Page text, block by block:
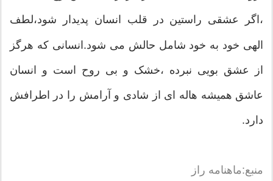
،اگر عشقی راستین در قلب انسان پدیدار شود،لطف
الهی خود به خود شامل حالش می شود.انسانی که هرگز
از عشق بویی نبرده ،خشک و بی روح است و انسان
عاشق همیشه هاله ای از شادی و آرامش را در اطرافش
دارد.
منبع:ماهنامه راز